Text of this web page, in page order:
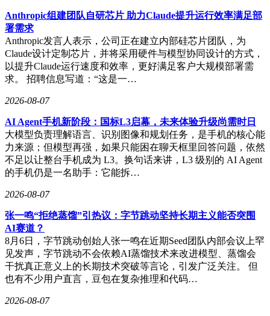
Anthropic组建团队自研芯片 助力Claude提升运行效率满足部
署需求
Anthropic发言人表示，公司正在建立内部硅芯片团队，为
Claude设计定制芯片，并将采用硬件与模型协同设计的方式，
以提升Claude运行速度和效率，更好满足客户大规模部署需
求。 招聘信息写道：“这是一…
2026-08-07
AI Agent手机新阶段：国标L3启幕，未来体验升级尚需时日
大模型负责理解语言、识别图像和规划任务，是手机的核心能
力来源；但模型再强，如果只能困在聊天框里回答问题，依然
不足以让整台手机成为 L3。换句话来讲，L3 级别的 AI Agent
的手机仍是一名助手：它能拆…
2026-08-07
张一鸣“拒绝蒸馏”引热议：字节跳动坚持长期主义能否突围
AI赛道？
8月6日，字节跳动创始人张一鸣在近期Seed团队内部会议上罕
见发声，字节跳动不会依赖AI蒸馏技术来改进模型、蒸馏会
干扰真正意义上的长期技术突破等言论，引发广泛关注。 但
也有不少用户直言，豆包在复杂推理和代码…
2026-08-07